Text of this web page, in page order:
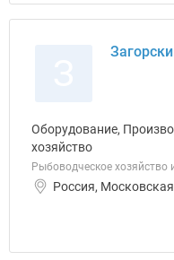
Оборудование,
хозяйство
Рыбоводческое хозяйство
Россия,